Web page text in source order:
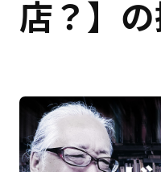
店？】